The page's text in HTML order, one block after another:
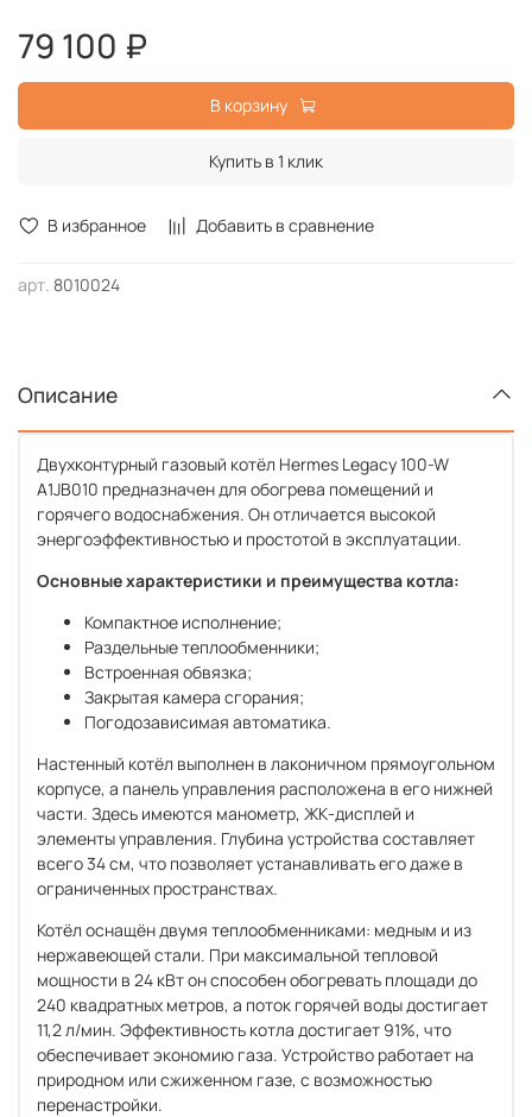
В избранное Добавить в сравнение
арт. 8010024
79 100 ₽
В корзину
Купить в 1 клик
Описание
Двухконтурный газовый котёл Hermes Legacy 100-W
A1JB010 предназначен для обогрева помещений и
горячего водоснабжения. Он отличается высокой
энергоэффективностью и простотой в эксплуатации.
Основные характеристики и преимущества котла:
Компактное исполнение;
Раздельные теплообменники;
Встроенная обвязка;
Закрытая камера сгорания;
Погодозависимая автоматика.
Настенный котёл выполнен в лаконичном прямоугольном
корпусе, а панель управления расположена в его нижней
части. Здесь имеются манометр, ЖК-дисплей и
элементы управления. Глубина устройства составляет
всего 34 см, что позволяет устанавливать его даже в
ограниченных пространствах.
Котёл оснащён двумя теплообменниками: медным и из
нержавеющей стали. При максимальной тепловой
мощности в 24 кВт он способен обогревать площади до
240 квадратных метров, а поток горячей воды достигает
11,2 л/мин. Эффективность котла достигает 91%, что
обеспечивает экономию газа. Устройство работает на
природном или сжиженном газе, с возможностью
перенастройки.